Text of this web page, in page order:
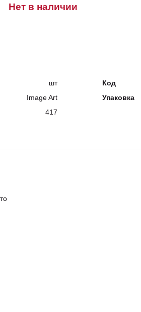
Нет в наличии
шт Код
Image Art Упаковка
417